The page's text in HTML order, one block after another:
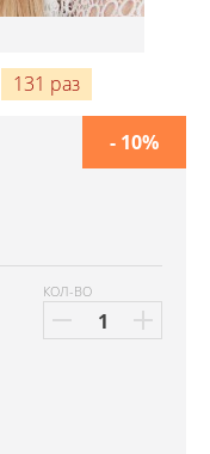
131 раз
- 10%
КОЛ-ВО